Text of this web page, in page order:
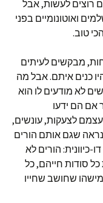
רוצים לעשות, אבל
ואוטונומיים בפני
טוב.
מבקשים לעיתים
כנים איתם. אבל מה
לא מודעים לו הוא
אם הם ידעו
לצעקות, עונשים,
שגם אותם הורים
כיוונית: הורים לא
סודות חייהם, כל
שחושב שחייו